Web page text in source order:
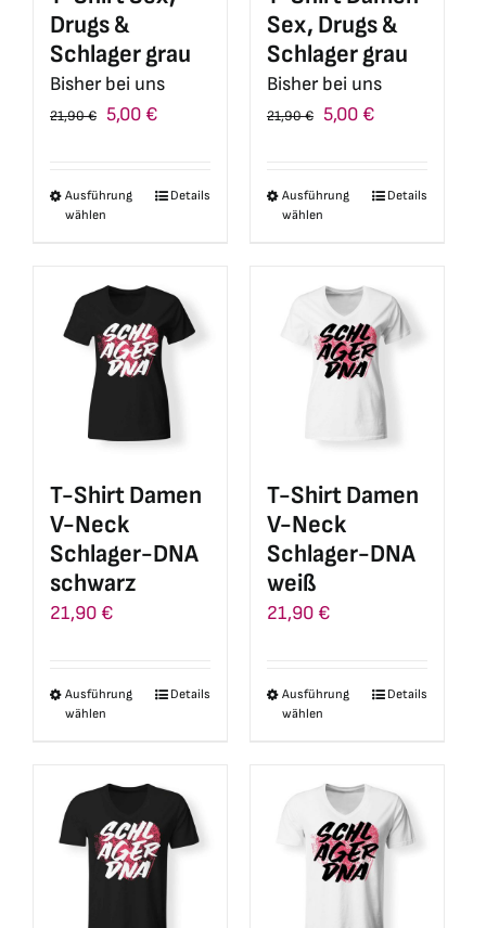
Drugs &
Schlager grau
Bisher bei uns
21,90€
Ursprünglicher
21,90 €
5,00 €Aktueller
5,00 €.
Ausführung
wählen
Dieses
mehrere
Varianten
auf.
Die
Optionen
können
der
Produktseite
gewählt
werden
Details
Sex, Drugs &
Schlager grau
Bisher bei uns
21,90€
Ursprünglicher
21,90 €
5,00 €Aktueller
5,00 €.
Ausführung
wählen
Dieses
mehrere
Varianten
auf.
Die
Optionen
können
der
Produktseite
gewählt
Details
T-Shirt Damen
V-Neck
Schlager-DNA
schwarz
21,90 €
Ausführung
wählen
Dieses
mehrere
Varianten
auf.
Die
Details
T-Shirt Damen
V-Neck
Schlager-DNA
weiß
21,90 €
Ausführung
wählen
Dieses
mehrere
Varianten
auf.
Die
Optionen
Details